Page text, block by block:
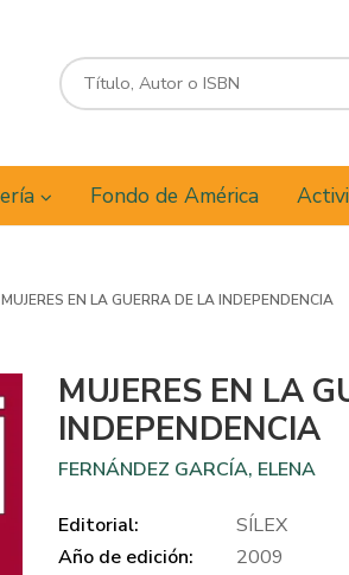
Fondo de América
MUJERES EN LA GUERRA DE LA INDEPENDENCIA
MUJERES EN LA
INDEPENDENCIA
FERNÁNDEZ GARCÍA, ELENA
Editorial:
SÍLEX
Año de edición:
2009